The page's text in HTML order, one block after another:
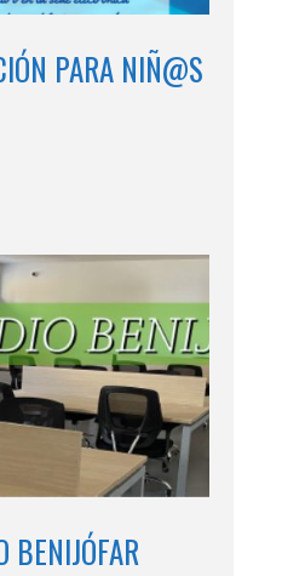
PARA NIÑ@S
BENIJÓFAR